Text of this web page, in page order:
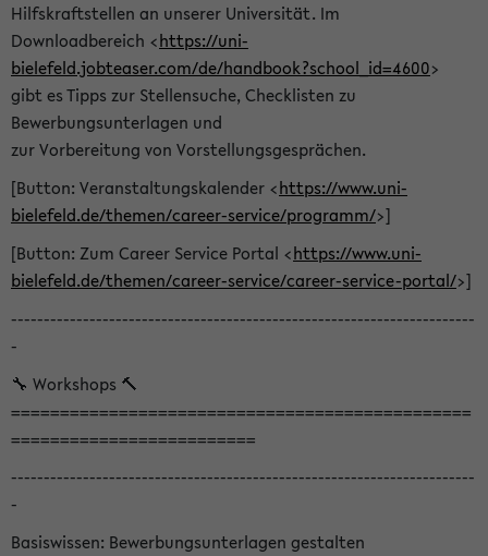
Hilfskraftstellen an unserer Universität. Im
Downloadbereich <https://uni-
bielefeld.jobteaser.com/de/handbook?school_id=4600>
gibt es Tipps zur Stellensuche, Checklisten zu
Bewerbungsunterlagen und
zur Vorbereitung von Vorstellungsgesprächen.
[Button: Veranstaltungskalender <https://www.uni-
bielefeld.de/themen/career-service/programm/>]
[Button: Zum Career Service Portal <https://www.uni-
bielefeld.de/themen/career-service/career-service-portal/>]
-----------------------------------------------------------------------
-
🔧 Workshops 🔨
===============================================
=========================
-----------------------------------------------------------------------
-
Basiswissen: Bewerbungsunterlagen gestalten